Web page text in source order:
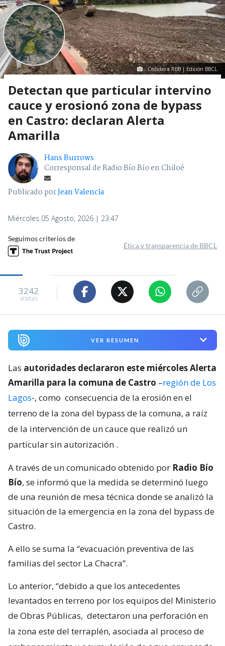
Cedidas a RBB | Edición BBCL
Detectan que particular intervino
cauce y erosionó zona de bypass
en Castro: declaran Alerta
Amarilla
Hans Burrows
Corresponsal de Radio Bío Bío en Chiloé
Publicado porJean Valencia
Miércoles 05 Agosto, 2026 | 23:47
Seguimos criterios de
Ética y transparencia de BBCL
3242
visitas
VER RESUMEN
Las autoridades declararon este miércoles Alerta
Amarilla para la comuna de Castro –región de Los
Lagos-, como consecuencia de la erosión en el
terreno de la zona del bypass de la comuna, a raíz
de la intervención de un cauce que realizó un
particular sin autorización .
A través de un comunicado obtenido por Radio Bío
Bío, se informó que la medida se determinó luego
de una reunión de mesa técnica donde se analizó la
situación de la emergencia en la zona del bypass de
Castro.
A ello se suma la “evacuación preventiva de las
familias del sector La Chacra”.
Lo anterior, “debido a que los antecedentes
levantados en terreno por los equipos del Ministerio
de Obras Públicas, detectaron una perforación en
la zona este del terraplén, asociada al proceso de